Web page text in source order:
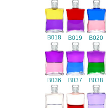
B018 B019 B020
B036 B037 B038